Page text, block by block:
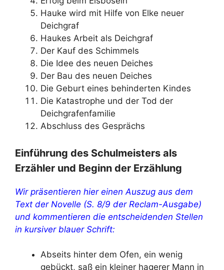
Hauke wird mit Hilfe von Elke neuer
Deichgraf
Haukes Arbeit als Deichgraf
Der Kauf des Schimmels
Die Idee des neuen Deiches
Der Bau des neuen Deiches
Die Geburt eines behinderten Kindes
Die Katastrophe und der Tod der
Deichgrafenfamilie
Abschluss des Gesprächs
Einführung des Schulmeisters als
Erzähler und Beginn der Erzählung
Wir präsentieren hier einen Auszug aus dem
Text der Novelle (S. 8/9 der Reclam-Ausgabe)
und kommentieren die entscheidenden Stellen
in kursiver blauer Schrift:
Abseits hinter dem Ofen, ein wenig
gebückt, saß ein kleiner hagerer Mann in